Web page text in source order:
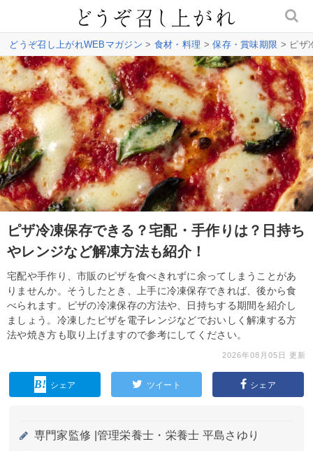
どうぞ召し上がれWEBマガジン > 食材・料理 >保存・賞味期限 > ピザ
ピザ冷凍保存できる？宅配・手作りは？日持ち
やレンジなど解凍方法も紹介！
宅配や手作り、市販のピザを食べきれずに余ってしまうことがあ
りませんか。そうしたとき、上手に冷凍保存できれば、後から食
べられます。ピザの冷凍保存の方法や、日持ちする期間を紹介し
ましょう。冷凍したピザを電子レンジなどでおいしく解凍する方
法や焼き方も取り上げますので参考にしてください。
2026年08月05日 更新
シェア ツイート シェア
専門家監修 | 管理栄養士・栄養士 平島さゆり